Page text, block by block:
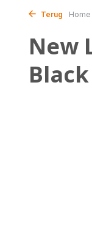
Terug Home
New